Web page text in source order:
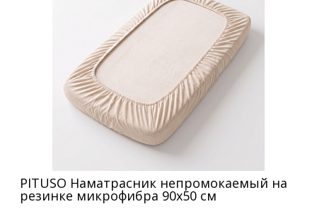
PITUSO Наматрасник непромокаемый на
резинке микрофибра 90х50 см